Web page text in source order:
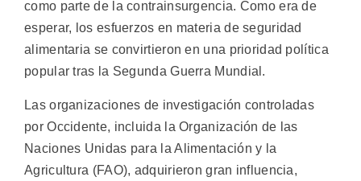
como parte de la contrainsurgencia. Como era de
esperar, los esfuerzos en materia de seguridad
alimentaria se convirtieron en una prioridad política
popular tras la Segunda Guerra Mundial.
Las organizaciones de investigación controladas
por Occidente, incluida la Organización de las
Naciones Unidas para la Alimentación y la
Agricultura (FAO), adquirieron gran influencia,